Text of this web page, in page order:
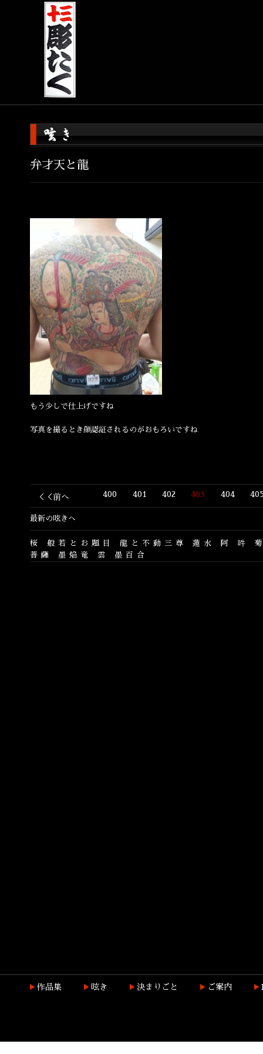
弁才天と龍
もう少しで仕上げですね
写真を撮るとき顔認証されるのがおもろいですね
＜＜前へ 400 401 402 403 404
最新の呟きへ
桜 般若とお題目 龍と不動三尊 蓮水 阿 吽
菩薩
墨焔竜 雲 墨百合
作品集 呟き 決まりごと ご案内